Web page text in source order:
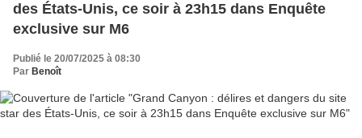
des États-Unis, ce soir à 23h15 dans Enquête
exclusive sur M6
Publié le 20/07/2025 à 08:30
Par Benoît